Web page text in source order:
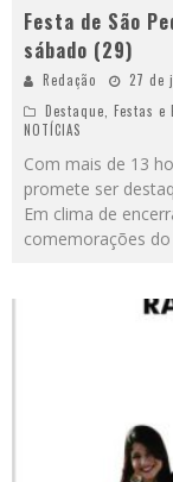
Festa de São
sábado (29)
Redação
27 de
Destaque Festas e
NOTÍCIAS
Com mais de 13
promete ser
Em clima de
comemorações